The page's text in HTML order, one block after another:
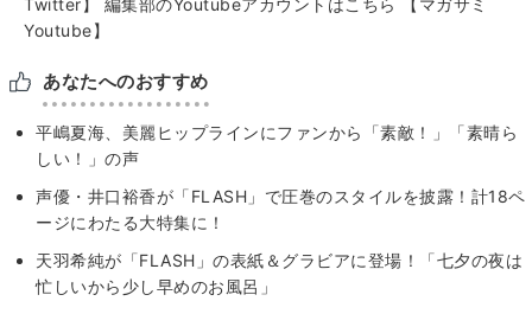
Youtube】
あなたへのおすすめ
平嶋夏海、美麗ヒップラインにファンから「素敵！」「素晴ら
しい！」の声
声優・井口裕香が「FLASH」で圧巻のスタイルを披露！計18ペ
ージにわたる大特集に！
天羽希純が「FLASH」の表紙＆グラビアに登場！「七夕の夜は
忙しいから少し早めのお風呂」